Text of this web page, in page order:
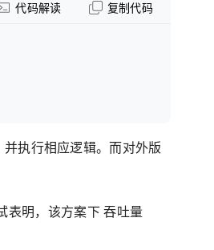
代码解读 复制代码
执行相应逻辑。而对外版
表明，该方案下 吞吐量